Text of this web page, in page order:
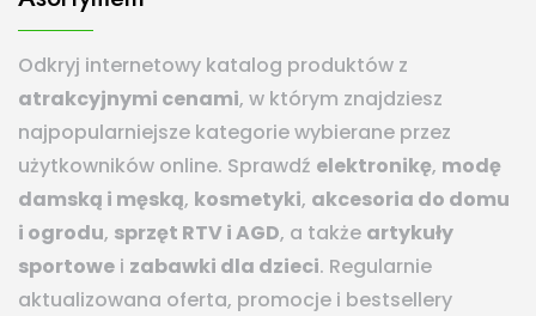
Odkryj internetowy katalog produktów z
atrakcyjnymi cenami, w którym znajdziesz
najpopularniejsze kategorie wybierane przez
użytkowników online. Sprawdź elektronikę, modę
damską i męską, kosmetyki, akcesoria do domu
i ogrodu, sprzęt RTV i AGD, a także artykuły
sportowe i zabawki dla dzieci. Regularnie
aktualizowana oferta, promocje i bestsellery